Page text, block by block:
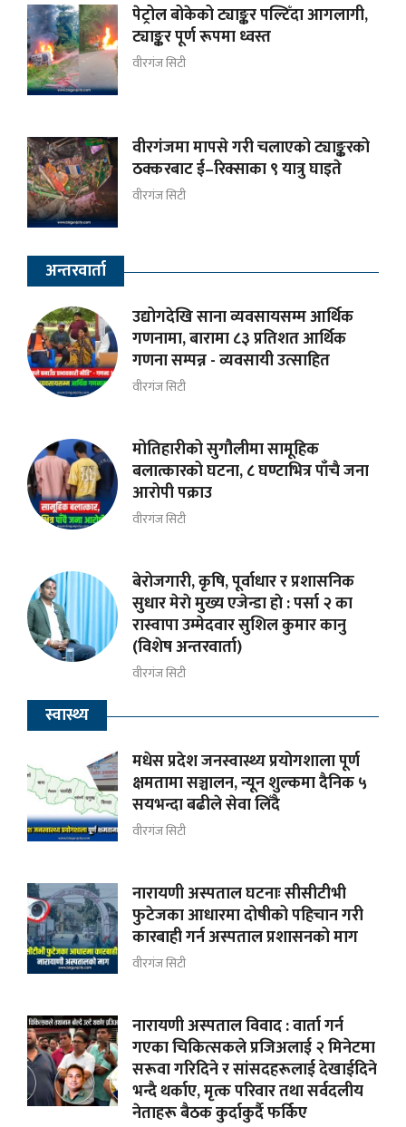
पेट्रोल बोकेको ट्याङ्कर पल्टिँदा आगलागी,
ट्याङ्कर पूर्ण रूपमा ध्वस्त
वीरगंज सिटी
वीरगंजमा मापसे गरी चलाएको ट्याङ्करको
ठक्करबाट ई–रिक्साका ९ यात्रु घाइते
वीरगंज सिटी
अन्तरवार्ता
उद्योगदेखि साना व्यवसायसम्म आर्थिक
गणनामा, बारामा ८३ प्रतिशत आर्थिक
गणना सम्पन्न - व्यवसायी उत्साहित
वीरगंज सिटी
मोतिहारीको सुगौलीमा सामूहिक
बलात्कारको घटना, ८ घण्टाभित्र पाँचै जना
आरोपी पक्राउ
वीरगंज सिटी
बेरोजगारी, कृषि, पूर्वाधार र प्रशासनिक
सुधार मेराे मुख्य एजेन्डा हाे : पर्सा २ का
रास्वापा उम्मेदवार सुशिल कुमार कानु
(विशेष अन्तरवार्ता)
वीरगंज सिटी
स्वास्थ्य
मधेस प्रदेश जनस्वास्थ्य प्रयोगशाला पूर्ण
क्षमतामा सञ्चालन, न्यून शुल्कमा दैनिक ५
सयभन्दा बढीले सेवा लिँदै
वीरगंज सिटी
नारायणी अस्पताल घटनाः सीसीटीभी
फुटेजका आधारमा दोषीको पहिचान गरी
कारबाही गर्न अस्पताल प्रशासनको माग
वीरगंज सिटी
नारायणी अस्पताल विवाद : वार्ता गर्न
गएका चिकित्सकले प्रजिअलाई २ मिनेटमा
सरूवा गरिदिने र सांसदहरूलाई देखाईदिने
भन्दै थर्काए, मृत्क परिवार तथा सर्वदलीय
नेताहरू बैठक कुर्दाकुर्दै फर्किए